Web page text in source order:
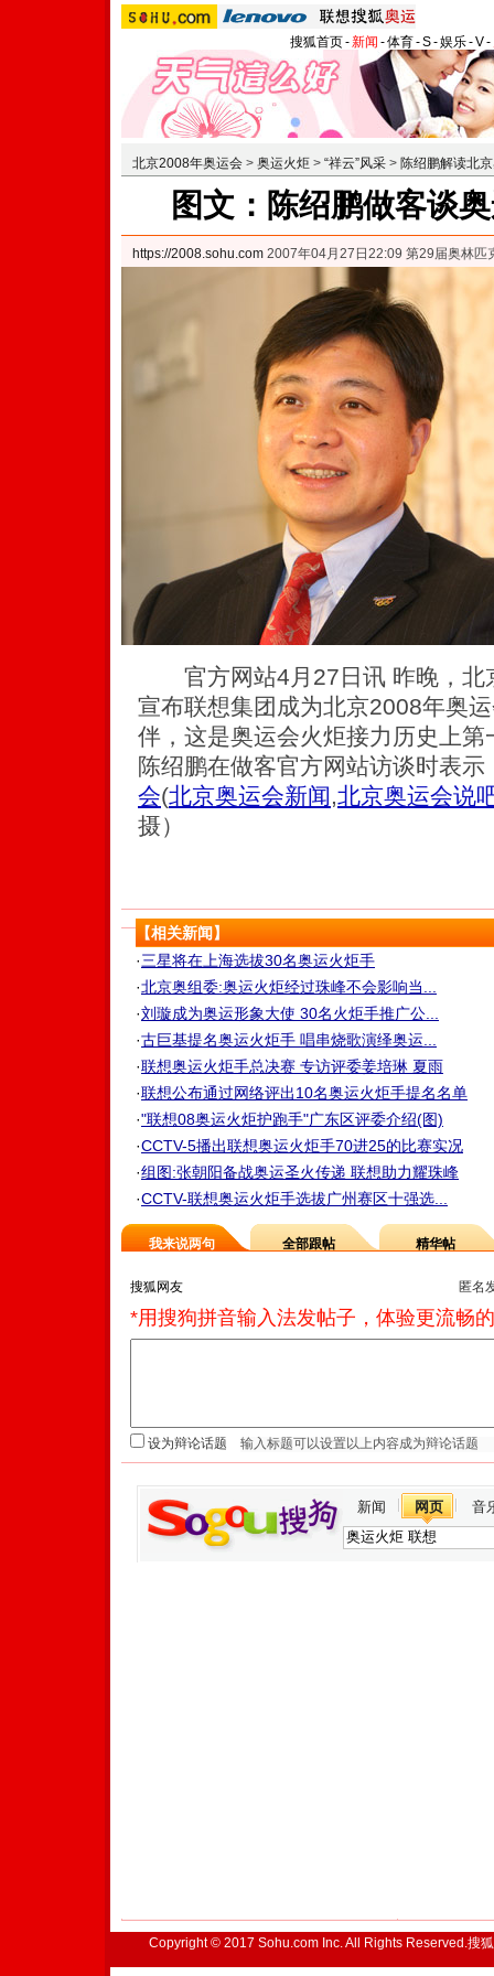
搜狐首页-新闻 -体育-S-娱乐-V-
北京2008年奥运会 > 奥运火炬 > “祥云”风采 > 陈绍鹏解读北
图文：陈绍鹏做客谈
https://2008.sohu.com 2007年04月27日22:09 第29届奥林匹
官方网站4月27日讯 昨晚，北
宣布联想集团成为北京2008年奥
伴，这是奥运会火炬接力历史上
陈绍鹏在做客官方网站访谈时表
会(北京奥运会新闻,北京奥运会说
摄）
【相关新闻】
·三星将在上海选拔30名奥运火炬手
·北京奥组委:奥运火炬经过珠峰不会影响当...
·刘璇成为奥运形象大使 30名火炬手推广公...
·古巨基提名奥运火炬手 唱串烧歌演绎奥运...
·联想奥运火炬手总决赛 专访评委姜培琳 夏雨
·联想公布通过网络评出10名奥运火炬手提名名单
·"联想08奥运火炬护跑手"广东区评委介绍(图)
·CCTV-5播出联想奥运火炬手70进25的比赛实况
·组图:张朝阳备战奥运圣火传递 联想助力耀珠峰
·CCTV-联想奥运火炬手选拔广州赛区十强选...
我来说两句 全部跟帖 精华帖
匿名
*用搜狗拼音输入法发帖子，体验更流畅
设为辩论话题
新闻 网页 音
Copyright © 2017 Sohu.com Inc. All Rights Reserved.搜